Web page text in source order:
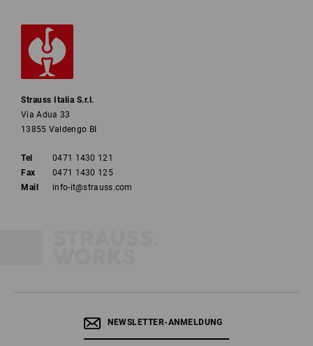
Strauss Italia S.r.l.
Via Adua 33
13855 Valdengo BI
Tel
0471 1430 121
Fax
0471 1430 125
Mail
info-it@strauss.com
NEWSLETTER-ANMELDUNG